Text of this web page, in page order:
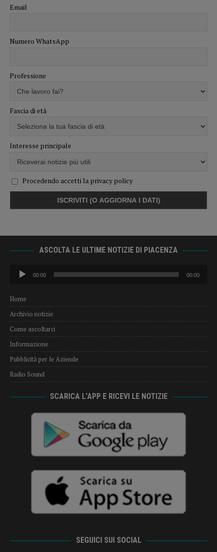
Email
Numero WhatsApp
Professione
Fascia di età
Interesse principale
Procedendo accetti la privacy policy
ASCOLTA LE ULTIME NOTIZIE DI PIACENZA
Audio
Player
00:00 00:00
Home
Archivio notizie
Come ascoltarci
Informazione
Pubblicità per le Aziende
Radio Sound
SCARICA L’APP E RICEVI LE NOTIZIE
SEGUICI SUI SOCIAL